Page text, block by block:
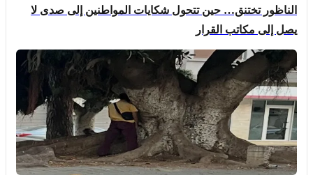
الناظور تختنق… حين تتحول شكايات المواطنين إلى صدى لا
يصل إلى مكاتب القرار